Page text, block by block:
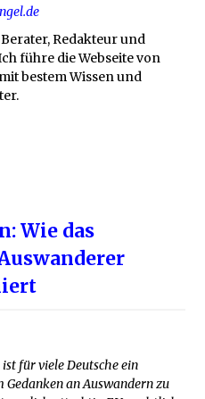
Redakteur und
führe die Webseite von
bestem Wissen und
Wie das
für viele Deutsche ein
an Auswandern zu